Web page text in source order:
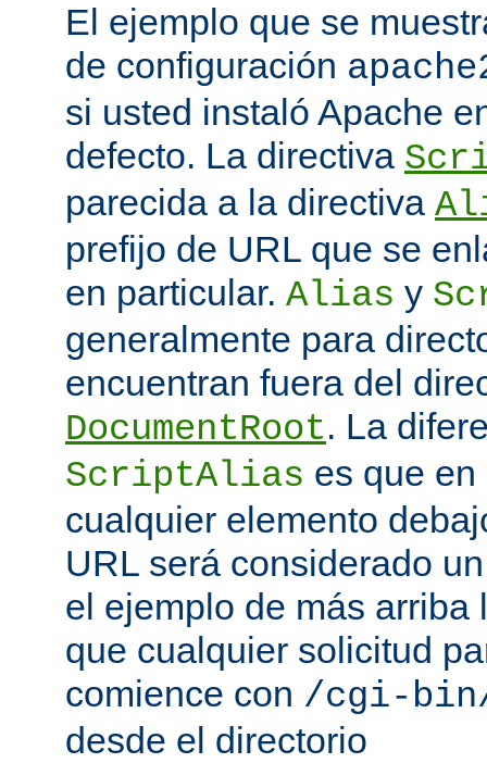
El ejemplo que se
de configuración
si usted instaló Apache
defecto. La directiva
parecida a la directiva
prefijo de URL que se
en particular. Alias y
generalmente para
encuentran fuera del
DocumentRoot. La
ScriptAlias es que en
cualquier elemento
URL será considerado
el ejemplo de más arriba
que cualquier solicitud
comience con /cgi-
desde el directorio